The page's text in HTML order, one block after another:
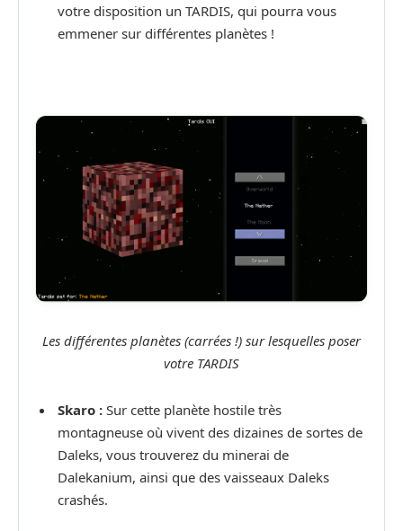
votre disposition un TARDIS, qui pourra vous
emmener sur différentes planètes !
Les différentes planètes (carrées !) sur lesquelles poser
votre TARDIS
Skaro : Sur cette planète hostile très
montagneuse où vivent des dizaines de sortes de
Daleks, vous trouverez du minerai de
Dalekanium, ainsi que des vaisseaux Daleks
crashés.